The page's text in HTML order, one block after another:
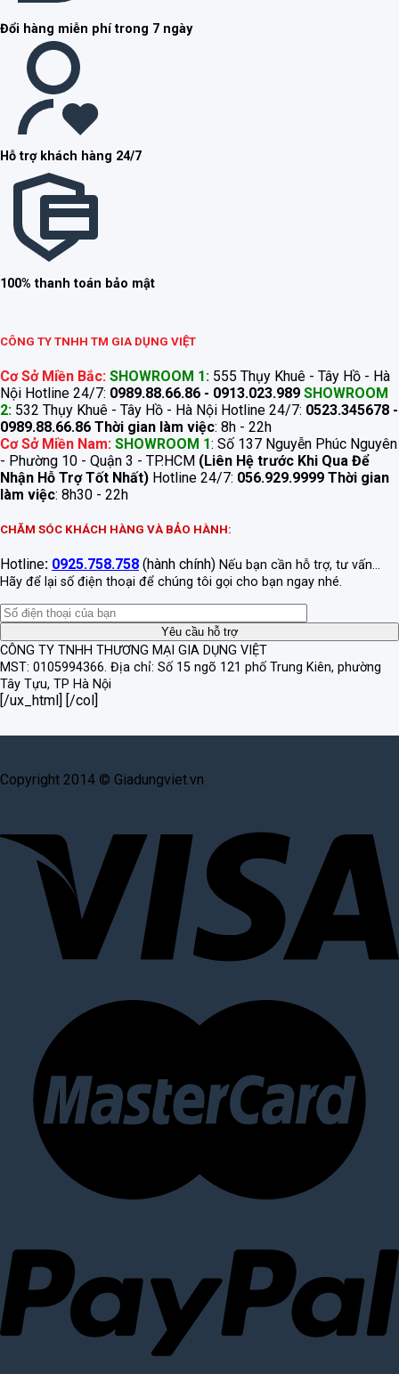
Đổi hàng miễn phí trong 7 ngày
Hỗ trợ khách hàng 24/7
100% thanh toán bảo mật
CÔNG TY TNHH TM GIA DỤNG VIỆT
Cơ Sở Miền Bắc: SHOWROOM 1: 555 Thụy Khuê - Tây Hồ - Hà
Nội Hotline 24/7: 0989.88.66.86 - 0913.023.989 SHOWROOM
2: 532 Thụy Khuê - Tây Hồ - Hà Nội Hotline 24/7: 0523.345678 -
0989.88.66.86 Thời gian làm việc: 8h - 22h
Cơ Sở Miền Nam: SHOWROOM 1: Số 137 Nguyễn Phúc Nguyên
- Phường 10 - Quận 3 - TP.HCM (Liên Hệ trước Khi Qua Để
Nhận Hỗ Trợ Tốt Nhất) Hotline 24/7: 056.929.9999 Thời gian
làm việc: 8h30 - 22h
CHĂM SÓC KHÁCH HÀNG VÀ BẢO HÀNH:
Hotline: 0925.758.758 (hành chính) Nếu bạn cần hỗ trợ, tư vấn...
Hãy để lại số điện thoại để chúng tôi gọi cho bạn ngay nhé.
CÔNG TY TNHH THƯƠNG MẠI GIA DỤNG VIỆT
MST: 0105994366. Địa chỉ: Số 15 ngõ 121 phố Trung Kiên, phường
Tây Tựu, TP Hà Nội
[/ux_html] [/col]
Copyright 2014 © Giadungviet.vn